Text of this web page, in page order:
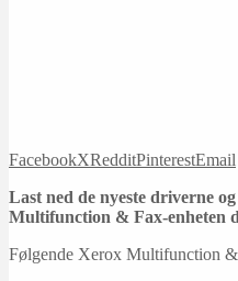
FacebookXRedditPinterestEmail
Last ned de nyeste driverne
Multifunction & Fax-enheten
Følgende Xerox Multifunction &